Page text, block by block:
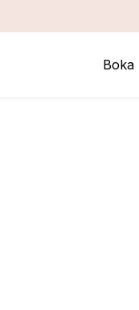
Boka